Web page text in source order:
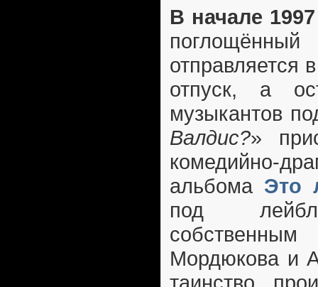
В начале
отправляется
отпуск, а
музыкантов
Валдис?»
комедийно-
альбома Это
под
Мордюкова и